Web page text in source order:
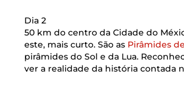
Dia 2
50 km do centro da Cidade do
este, mais curto. São as Pirâmides
pirâmides do Sol e da Lua.
ver a realidade da história contada